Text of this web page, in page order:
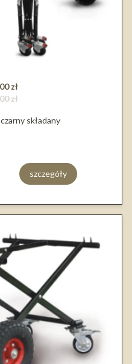
zł
zł
składany
szczegóły